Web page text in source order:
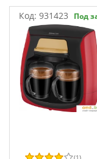
Код: 931423 Под